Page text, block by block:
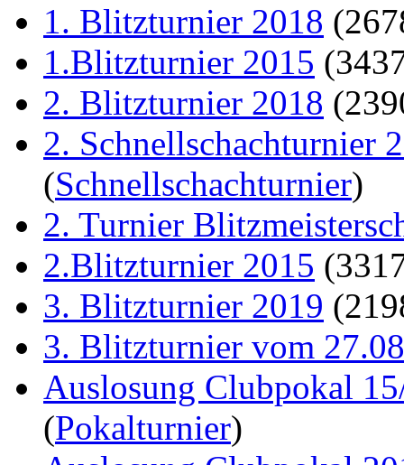
1. Blitzturnier 2018
1.Blitzturnier 2015
2. Blitzturnier 2018
2. Schnellschachturnier
(Schnellschachturnier)
2. Turnier
2.Blitzturnier 2015
3. Blitzturnier 2019
3. Blitzturnier vom
Auslosung Clubpokal
(Pokalturnier)